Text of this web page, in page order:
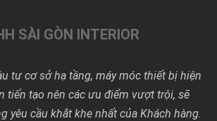
SÀI GÒN INTERIOR
tư cơ sở hạ tầng, máy móc thiết bị hiện
tiến tạo nên các ưu điểm vượt trội, sẽ
yêu cầu khắt khe nhất của Khách hàng.